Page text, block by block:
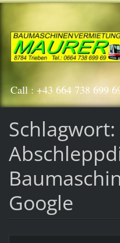
Call : +43 664 738 699
Schlagwort:
Google